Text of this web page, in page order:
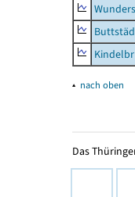
▴ nach oben
Das